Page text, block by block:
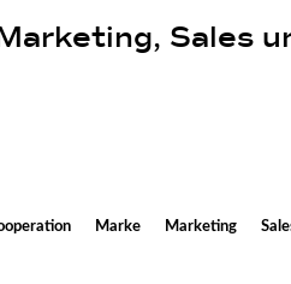
Sales
Marke Marketing